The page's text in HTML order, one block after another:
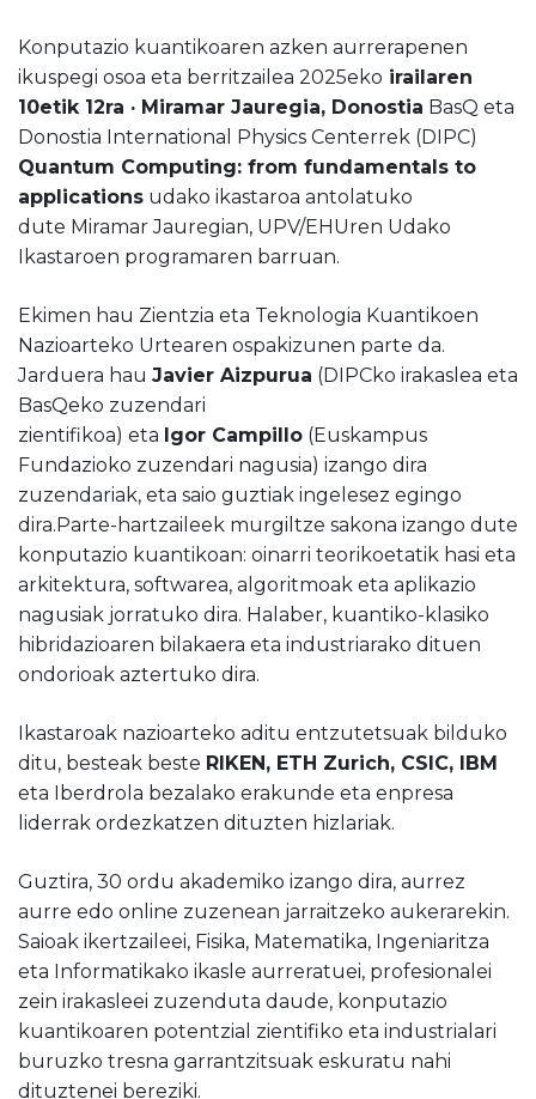
Konputazio kuantikoaren azken aurrerapenen
ikuspegi osoa eta berritzailea 2025eko irailaren
10etik 12ra · Miramar Jauregia, Donostia BasQ eta
Donostia International Physics Centerrek (DIPC)
Quantum Computing: from fundamentals to
applications udako ikastaroa antolatuko
dute Miramar Jauregian, UPV/EHUren Udako
Ikastaroen programaren barruan.
Ekimen hau Zientzia eta Teknologia Kuantikoen
Nazioarteko Urtearen ospakizunen parte da.
Jarduera hau Javier Aizpurua (DIPCko irakaslea eta
BasQeko zuzendari
zientifikoa) eta Igor Campillo (Euskampus
Fundazioko zuzendari nagusia) izango dira
zuzendariak, eta saio guztiak ingelesez egingo
dira.Parte-hartzaileek murgiltze sakona izango dute
konputazio kuantikoan: oinarri teorikoetatik hasi eta
arkitektura, softwarea, algoritmoak eta aplikazio
nagusiak jorratuko dira. Halaber, kuantiko-klasiko
hibridazioaren bilakaera eta industriarako dituen
ondorioak aztertuko dira.
Ikastaroak nazioarteko aditu entzutetsuak bilduko
ditu, besteak beste RIKEN, ETH Zurich, CSIC, IBM
eta Iberdrola bezalako erakunde eta enpresa
liderrak ordezkatzen dituzten hizlariak.
Guztira, 30 ordu akademiko izango dira, aurrez
aurre edo online zuzenean jarraitzeko aukerarekin.
Saioak ikertzaileei, Fisika, Matematika, Ingeniaritza
eta Informatikako ikasle aurreratuei, profesionalei
zein irakasleei zuzenduta daude, konputazio
kuantikoaren potentzial zientifiko eta industrialari
buruzko tresna garrantzitsuak eskuratu nahi
dituztenei bereziki.